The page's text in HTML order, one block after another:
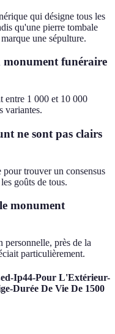
qui désigne tous les
qu'une pierre tombale
une sépulture.
monument funéraire
entre 1 000 et 10 000
variantes.
ne sont pas clairs
trouver un consensus
goûts de tous.
monument
près de la
particulièrement.
Ip44-Pour L'Extérieur-
Durée De Vie De 1500